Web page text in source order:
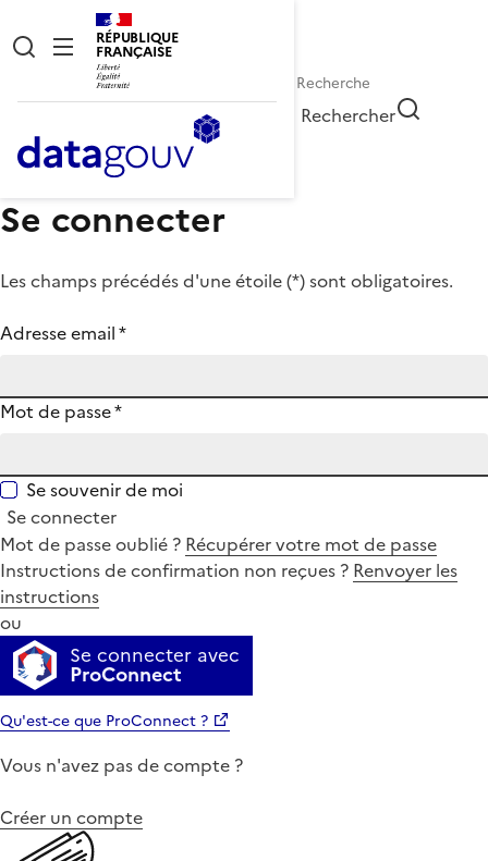
RÉPUBLIQUE
FRANÇAISE
Rechercher
Se connecter
Les champs précédés d'une étoile (*) sont obligatoires.
Adresse email*
Mot de passe*
Se souvenir de moi
Se connecter
Mot de passe oublié ? Récupérer votre mot de passe
Instructions de confirmation non reçues ? Renvoyer les
instructions
ou
Se connecter avec
ProConnect
Qu'est-ce que ProConnect ?
Vous n'avez pas de compte ?
Créer un compte